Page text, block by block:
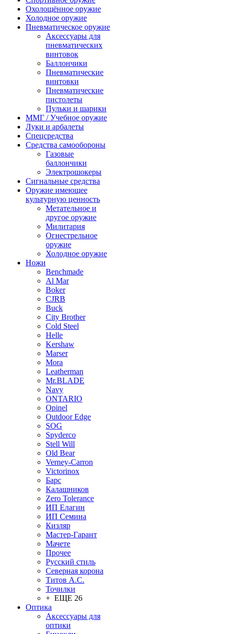
Охолощённое оружие
Холодное оружие
Пневматическое оружие
Аксессуары для
пневматических
винтовок
Баллончики
Пневматические
винтовки
Пневматические
пистолеты
Пульки и шарики
ММГ / Учебное оружие
Луки и арбалеты
Спецсредства
Средства самообороны
Газовые
баллончики
Электрошокеры
Сигнальные средства
Оружие имеющее
культурную ценность
Метательное и
другое оружие
Милитария
Огнестрельное
оружие
Холодное оружие
Ножи
Benchmade
Al Mar
Boker
CJRB
Buck
City Brother
Cold Steel
Helle
Kershaw
Marser
Mora
Leatherman
Mr.BLADE
Navy
ONTARIO
Opinel
Outdoor Edge
SOG
Spyderco
Stell Will
Old Bear
Verney-Carron
Victorinox
Барс
Калашников
Zero Tolerance
ИП Елагин
ИП Семина
Кизляр
Мастер-Гарант
Мачете
Прочее
Русский стиль
Северная корона
Титов А.С.
Точилки
+ ЕЩЕ 26
Оптика
Аксессуары для
оптики